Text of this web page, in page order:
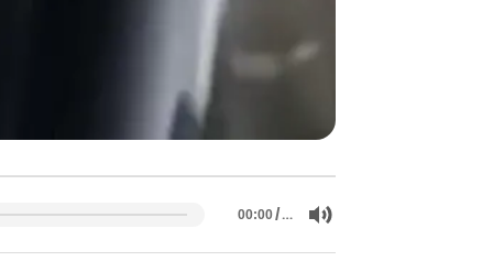
00:00/…